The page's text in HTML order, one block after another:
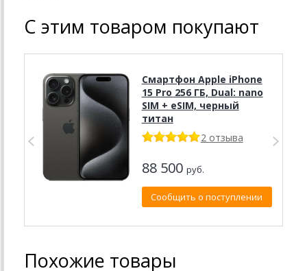
С этим товаром покупают
Смартфон Apple iPhone
15 Pro 256 ГБ, Dual: nano
SIM + eSIM, черный
титан
2 отзыва
88 500 руб.
Сообщить о поступлении
Похожие товары